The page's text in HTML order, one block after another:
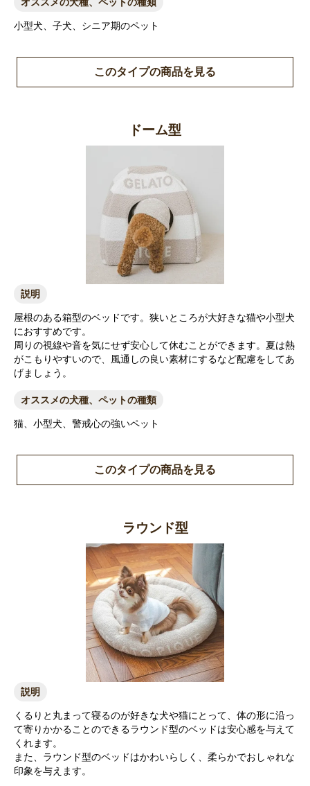
小型犬、子犬、シニア期のペット
このタイプの商品を見る
ドーム型
説明
屋根のある箱型のベッドです。狭いところが大好きな猫や小型犬
におすすめです。
周りの視線や音を気にせず安心して休むことができます。夏は熱
がこもりやすいので、風通しの良い素材にするなど配慮をしてあ
げましょう。
オススメの犬種、ペットの種類
猫、小型犬、警戒心の強いペット
このタイプの商品を見る
ラウンド型
説明
くるりと丸まって寝るのが好きな犬や猫にとって、体の形に沿っ
て寄りかかることのできるラウンド型のベッドは安心感を与えて
くれます。
また、ラウンド型のベッドはかわいらしく、柔らかでおしゃれな
印象を与えます。